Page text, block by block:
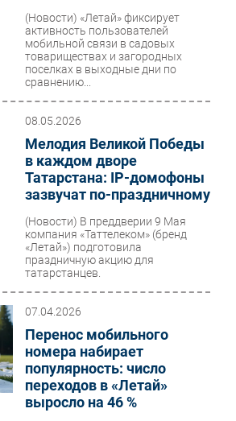
(Новости) «Летай» фиксирует
активность пользователей
мобильной связи в садовых
товариществах и загородных
поселках в выходные дни по
сравнению...
08.05.2026
Мелодия Великой Победы
в каждом дворе
Татарстана: IP-домофоны
зазвучат по-праздничному
(Новости) В преддверии 9 Мая
компания «Таттелеком» (бренд
«Летай») подготовила
праздничную акцию для
татарстанцев.
07.04.2026
Перенос мобильного
номера набирает
популярность: число
переходов в «Летай»
выросло на 46 %